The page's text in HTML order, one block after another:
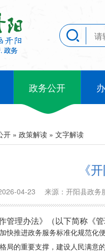
政务公开
开 » 政策解读 » 文字解读
《
04-23 来源：开阳县政
管理办法》（以下简称《
快推进政务服务标准化规范
局的重要支撑，建设人民满意